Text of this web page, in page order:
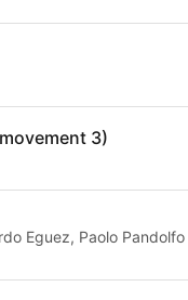
3)
Eguez, Paolo Pandolfo